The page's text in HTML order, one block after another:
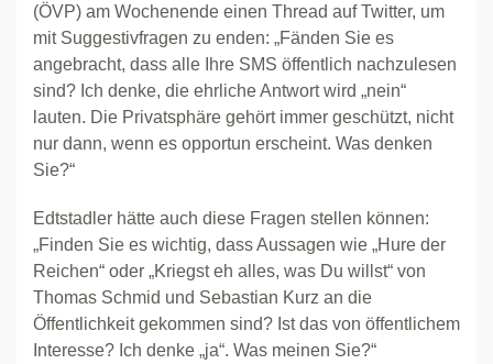
(ÖVP) am Wochenende einen Thread auf Twitter, um
mit Suggestivfragen zu enden: „Fänden Sie es
angebracht, dass alle Ihre SMS öffentlich nachzulesen
sind? Ich denke, die ehrliche Antwort wird „nein“
lauten. Die Privatsphäre gehört immer geschützt, nicht
nur dann, wenn es opportun erscheint. Was denken
Sie?“
Edtstadler hätte auch diese Fragen stellen können:
„Finden Sie es wichtig, dass Aussagen wie „Hure der
Reichen“ oder „Kriegst eh alles, was Du willst“ von
Thomas Schmid und Sebastian Kurz an die
Öffentlichkeit gekommen sind? Ist das von öffentlichem
Interesse? Ich denke „ja“. Was meinen Sie?“